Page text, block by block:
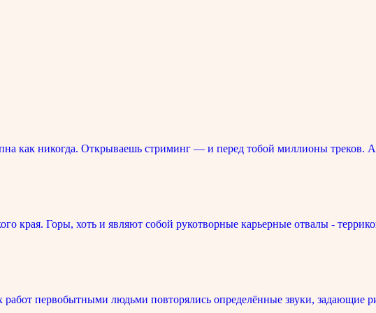
как никогда. Открываешь стриминг — и перед тобой миллионы треков.
края. Горы, хоть и являют собой рукотворные карьерные отвалы -
первобытными людьми повторялись определённые звуки, задающие